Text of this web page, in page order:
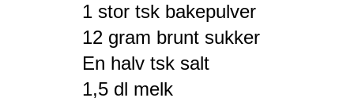
1 stor tsk bakepulver
12 gram brunt sukker
En halv tsk salt
1,5 dl melk